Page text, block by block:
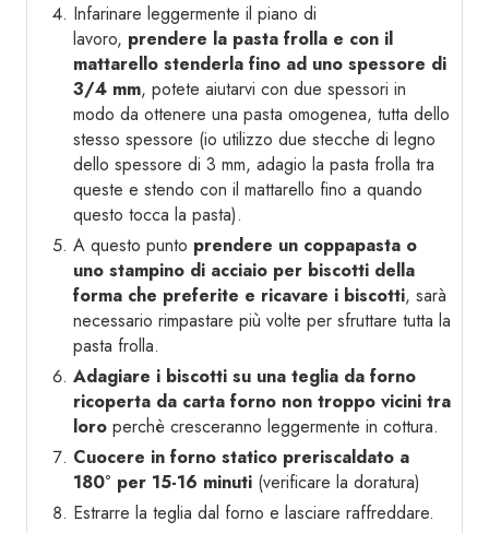
Infarinare leggermente il piano di
lavoro, prendere la pasta frolla e con il
mattarello stenderla fino ad uno spessore di
3/4 mm, potete aiutarvi con due spessori in
modo da ottenere una pasta omogenea, tutta dello
stesso spessore (io utilizzo due stecche di legno
dello spessore di 3 mm, adagio la pasta frolla tra
queste e stendo con il mattarello fino a quando
questo tocca la pasta).
A questo punto prendere un coppapasta o
uno stampino di acciaio per biscotti della
forma che preferite e ricavare i biscotti, sarà
necessario rimpastare più volte per sfruttare tutta la
pasta frolla.
Adagiare i biscotti su una teglia da forno
ricoperta da carta forno non troppo vicini tra
loro perchè cresceranno leggermente in cottura.
Cuocere in forno statico preriscaldato a
180° per 15-16 minuti (verificare la doratura)
Estrarre la teglia dal forno e lasciare raffreddare.